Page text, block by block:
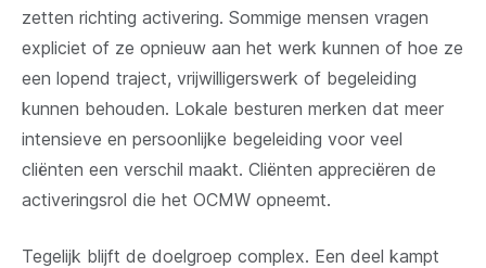
zetten richting activering. Sommige mensen vragen
expliciet of ze opnieuw aan het werk kunnen of hoe ze
een lopend traject, vrijwilligerswerk of begeleiding
kunnen behouden. Lokale besturen merken dat meer
intensieve en persoonlijke begeleiding voor veel
cliënten een verschil maakt. Cliënten appreciëren de
activeringsrol die het OCMW opneemt.
Tegelijk blijft de doelgroep complex. Een deel kampt